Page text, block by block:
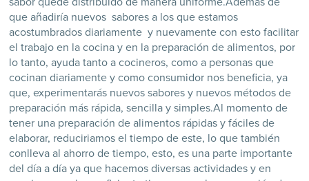
que añadiría nuevos sabores a los que estamos
acostumbrados diariamente y nuevamente con esto facilitar
el trabajo en la cocina y en la preparación de alimentos, por
lo tanto, ayuda tanto a cocineros, como a personas que
cocinan diariamente y como consumidor nos beneficia, ya
que, experimentarás nuevos sabores y nuevos métodos de
preparación más rápida, sencilla y simples.Al momento de
tener una preparación de alimentos rápidas y fáciles de
elaborar, reduciriamos el tiempo de este, lo que también
conlleva al ahorro de tiempo, esto, es una parte importante
del día a día ya que hacemos diversas actividades y en